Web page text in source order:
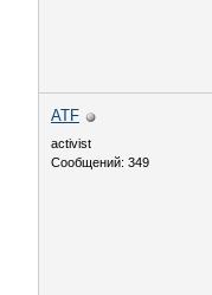
ATF
activist
Сообщений: 349